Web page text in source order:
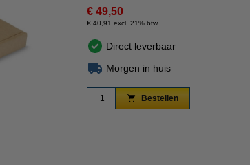
€ 49,50
€ 40,91 excl. 21% btw
Direct leverbaar
Morgen in huis
Bestellen